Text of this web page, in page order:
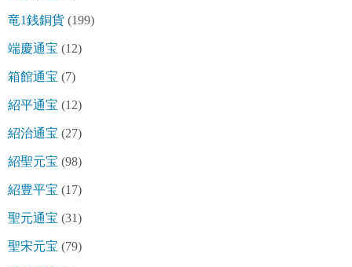
竜1銭銅貨 (199)
端慶通宝 (12)
箱館通宝 (7)
紹平通宝 (12)
紹治通宝 (27)
紹聖元宝 (98)
紹豊平宝 (17)
聖元通宝 (31)
聖宋元宝 (79)